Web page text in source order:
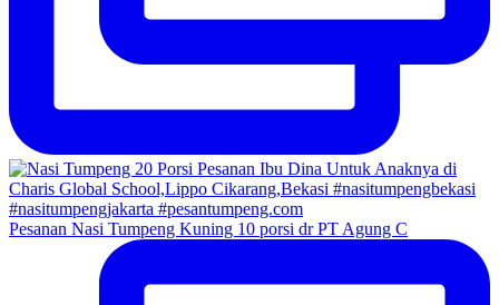
Pesanan Nasi Tumpeng Kuning 10 porsi dr PT Agung C